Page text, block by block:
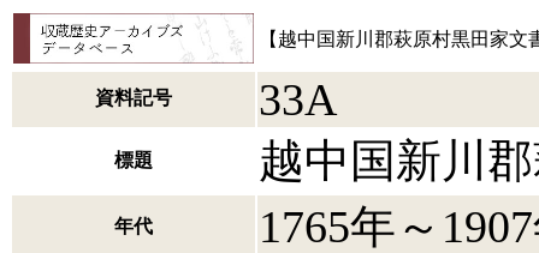
【越中国新川郡萩原村黒田家文
資料記号 33A
標題 越中国新川
年代 1765年～